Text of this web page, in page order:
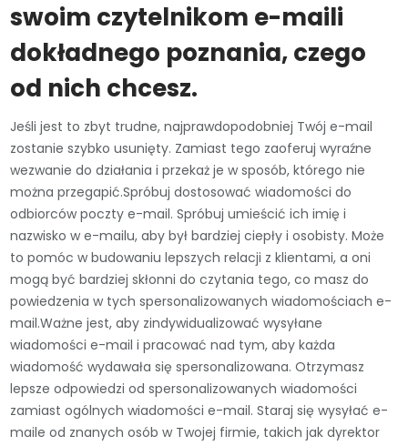
swoim czytelnikom e-maili
dokładnego poznania, czego
od nich chcesz.
Jeśli jest to zbyt trudne, najprawdopodobniej Twój e-mail
zostanie szybko usunięty. Zamiast tego zaoferuj wyraźne
wezwanie do działania i przekaż je w sposób, którego nie
można przegapić.Spróbuj dostosować wiadomości do
odbiorców poczty e-mail. Spróbuj umieścić ich imię i
nazwisko w e-mailu, aby był bardziej ciepły i osobisty. Może
to pomóc w budowaniu lepszych relacji z klientami, a oni
mogą być bardziej skłonni do czytania tego, co masz do
powiedzenia w tych spersonalizowanych wiadomościach e-
mail.Ważne jest, aby zindywidualizować wysyłane
wiadomości e-mail i pracować nad tym, aby każda
wiadomość wydawała się spersonalizowana. Otrzymasz
lepsze odpowiedzi od spersonalizowanych wiadomości
zamiast ogólnych wiadomości e-mail. Staraj się wysyłać e-
maile od znanych osób w Twojej firmie, takich jak dyrektor